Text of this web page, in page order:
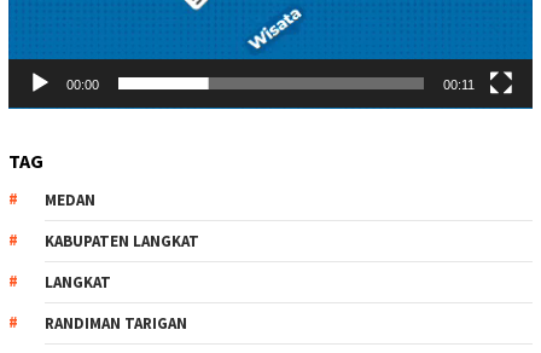
00:00 00:11
TAG
MEDAN
KABUPATEN LANGKAT
LANGKAT
RANDIMAN TARIGAN